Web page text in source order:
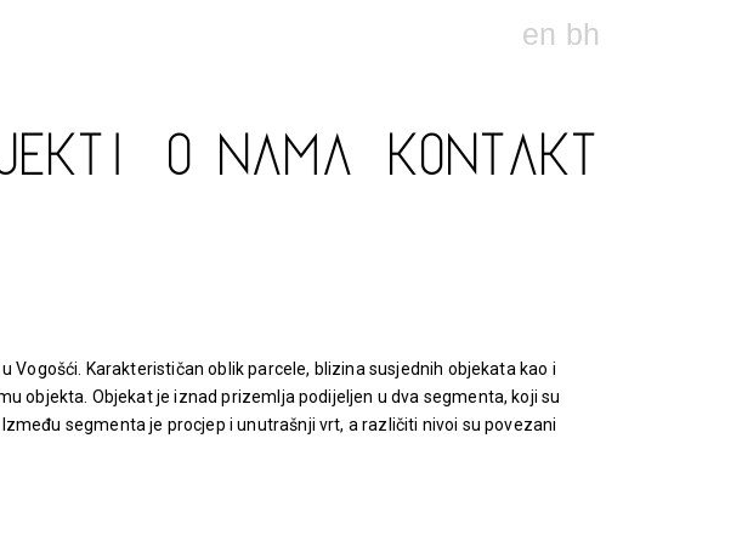
en bh
O NAMA KONTAKT
Vogošći. Karakterističan oblik parcele, blizina susjednih objekata kao i
objekta. Objekat je iznad prizemlja podijeljen u dva segmenta, koji su
segmenta je procjep i unutrašnji vrt, a različiti nivoi su povezani